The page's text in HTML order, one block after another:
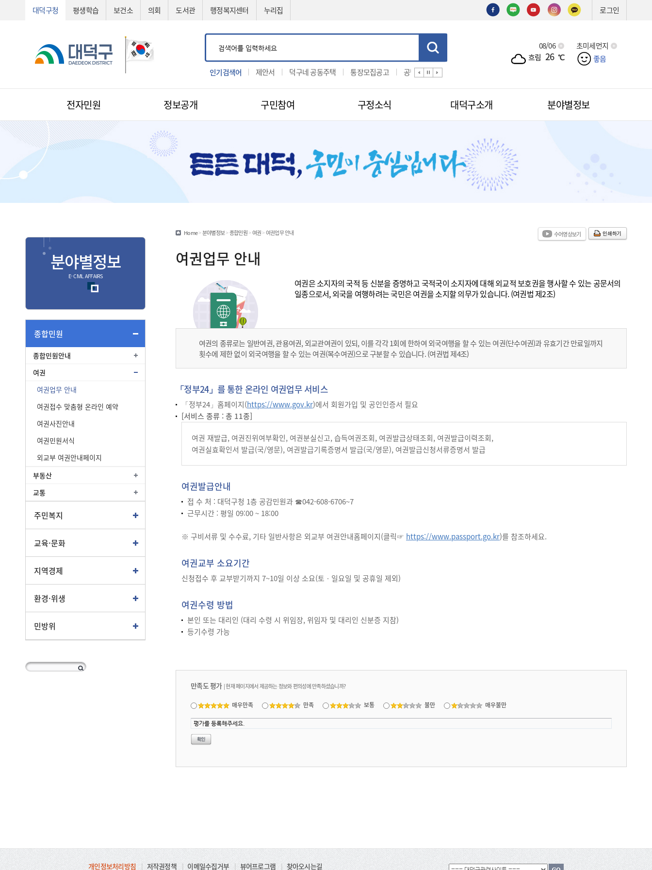
대덕구청 평생학습 보건소 의회 도서관 행정복지센터 누리집 로그인
인기검색어
예산서 입찰 제안서 덕구네 공동주택 통장모집공고 공법선정
08/06
흐림 26 ℃
초미세먼지
좋음
전자민원
전자민원
민원신청
1:1 민원신청
공직자비리신고
지방규제신고센터
민원편람/서식
온라인민원발급
안전신문고
적극행정
제도소개
법원전용 통합무인민원발급기
종합민원
종합민원안내
정보공개 구민참여 구정소식 대덕구소개 분야별정보
분야별정보
E- CIVIL AFFAIRS
종합민원
종합민원안내
여권
여권업무 안내
여권접수 맞춤형 온라인 예약
여권사진안내
여권민원서식
외교부 여권안내페이지
부동산
교통
주민복지
교육·문화
지역경제
환경·위생
민방위
Home>분야별정보>종합민원>여권>여권업무 안내 인쇄하기
수어영상보기
여권업무 안내
여권은 소지자의 국적 등 신분을 증명하고 국적국이 소지자에 대해 외교적 보호권을 행사할 수 있는 공문서의
일종으로서, 외국을 여행하려는 국민은 여권을 소지할 의무가 있습니다. (여권법 제2조)
여권의 종류로는 일반여권, 관용여권, 외교관여권이 있되, 이를 각각 1회에 한하여 외국여행을 할 수 있는 여권(단수여권)과 유효기간 만료일까지
횟수에 제한 없이 외국여행을 할 수 있는 여권(복수여권)으로 구분할 수 있습니다. (여권법 제4조)
「정부24」를 통한 온라인 여권업무 서비스
「정부24」홈페이지(https://www.gov.kr)에서 회원가입 및 공인인증서 필요
[서비스 종류 : 총 11종]
여권 재발급, 여권진위여부확인, 여권분실신고, 습득여권조회, 여권발급상태조회, 여권발급이력조회,
여권실효확인서 발급(국/영문), 여권발급기록증명서 발급(국/영문), 여권발급신청서류증명서 발급
여권발급안내
접 수 처 : 대덕구청 1층 공감민원과 ☎042-608-6706~7
근무시간 : 평일 09:00 ~ 18:00
※ 구비서류 및 수수료, 기타 일반사항은 외교부 여권안내홈페이지(클릭☞ https://www.passport.go.kr)를 참조하세요.
여권교부 소요기간
신청접수 후 교부받기까지 7~10일 이상 소요(토ㆍ일요일 및 공휴일 제외)
여권수령 방법
본인 또는 대리인 (대리 수령 시 위임장, 위임자 및 대리인 신분증 지참)
등기수령 가능
만족도 평가 |현재 페이지에서 제공하는 정보와 편의성에 만족하셨습니까?
매우만족 만족 보통 불만 매우불만
개인정보처리방침 | 저작권정책 | 이메일수집거부 | 뷰어프로그램 | 찾아오시는길